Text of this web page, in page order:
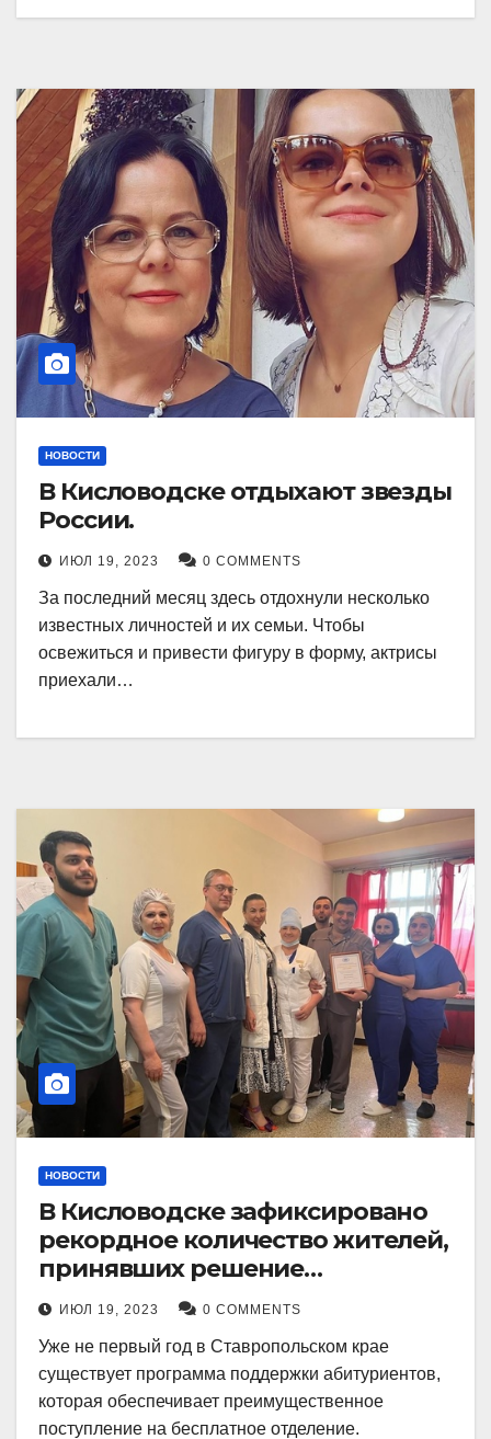
НОВОСТИ
В Кисловодске отдыхают звезды
России.
ИЮЛ 19, 2023 0 COMMENTS
За последний месяц здесь отдохнули несколько
известных личностей и их семьи. Чтобы
освежиться и привести фигуру в форму, актрисы
приехали…
НОВОСТИ
В Кисловодске зафиксировано
рекордное количество жителей,
принявших решение
воспользоваться
установленными мерами, с
целью поступления в
медицинский вуз в районе.
ИЮЛ 19, 2023 0 COMMENTS
Уже не первый год в Ставропольском крае
существует программа поддержки абитуриентов,
которая обеспечивает преимущественное
поступление на бесплатное отделение.